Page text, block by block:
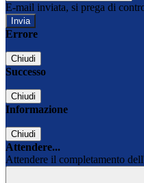
E-mail inviata, si prega di
Errore
Chiudi
Successo
Chiudi
Informazione
Chiudi
Attendere...
Attendere il completamento